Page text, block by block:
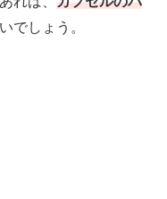
でしょう。